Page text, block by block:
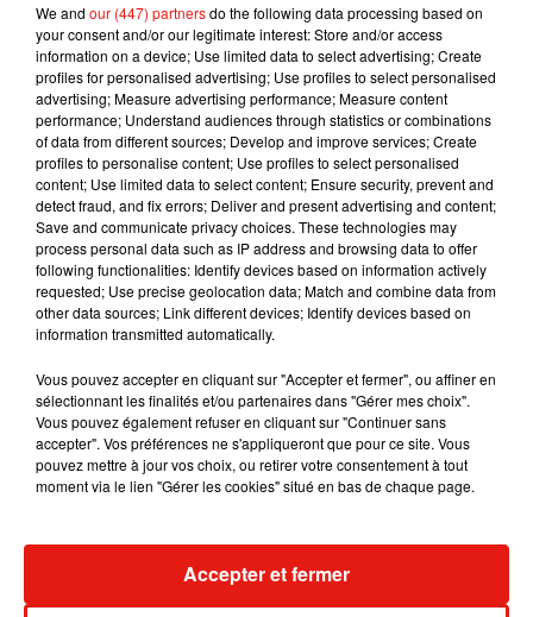
Mazzacurati
Chaque année, près de 750 000 jeunes arrivent
sur le marché de l'emploi, particulièrement affaibli
en 2020 en raison des crises sanitaires puis
économiques.
Par ailleurs, le patron de Carrefour propose
également de "financer le permis de conduire de
chaque jeune en apprentissage" dans le groupe à
hauteur de "500 euros".
Deuxième solution, financer le permis de
conduire pour les jeunes en apprentissage chez
nous, à hauteur de 500€.
— Alexandre Bompard (@bompard)December
8, 2020
(Avec AFP)
Mundo Latino
We and our (447) partnersdo the following data processing based on
your consent and/or our legitimate interest: Store and/or access
information on a device; Use limited data to select advertising; Create
profiles for personalised advertising; Use profiles to select personalised
advertising; Measure advertising performance; Measure content
performance; Understand audiences through statistics or combinations
of data from different sources; Develop and improve services; Create
profiles to personalise content; Use profiles to select personalised
content; Use limited data to select content; Ensure security, prevent and
detect fraud, and fix errors; Deliver and present advertising and content;
Save and communicate privacy choices. These technologies may
process personal data such as IP address and browsing data to offer
following functionalities: Identify devices based on information actively
requested; Use precise geolocation data; Match and combine data from
other data sources; Link different devices; Identify devices based on
information transmitted automatically.
Vous pouvez accepter en cliquant sur "Accepter et fermer", ou affiner en
sélectionnant les finalités et/ou partenaires dans "Gérer mes choix".
Vous pouvez également refuser en cliquant sur "Continuer sans
accepter". Vos préférences ne s'appliqueront que pour ce site. Vous
pouvez mettre à jour vos choix, ou retirer votre consentement à tout
moment via le lien "Gérer les cookies" situé en bas de chaque page.
Accepter et fermer